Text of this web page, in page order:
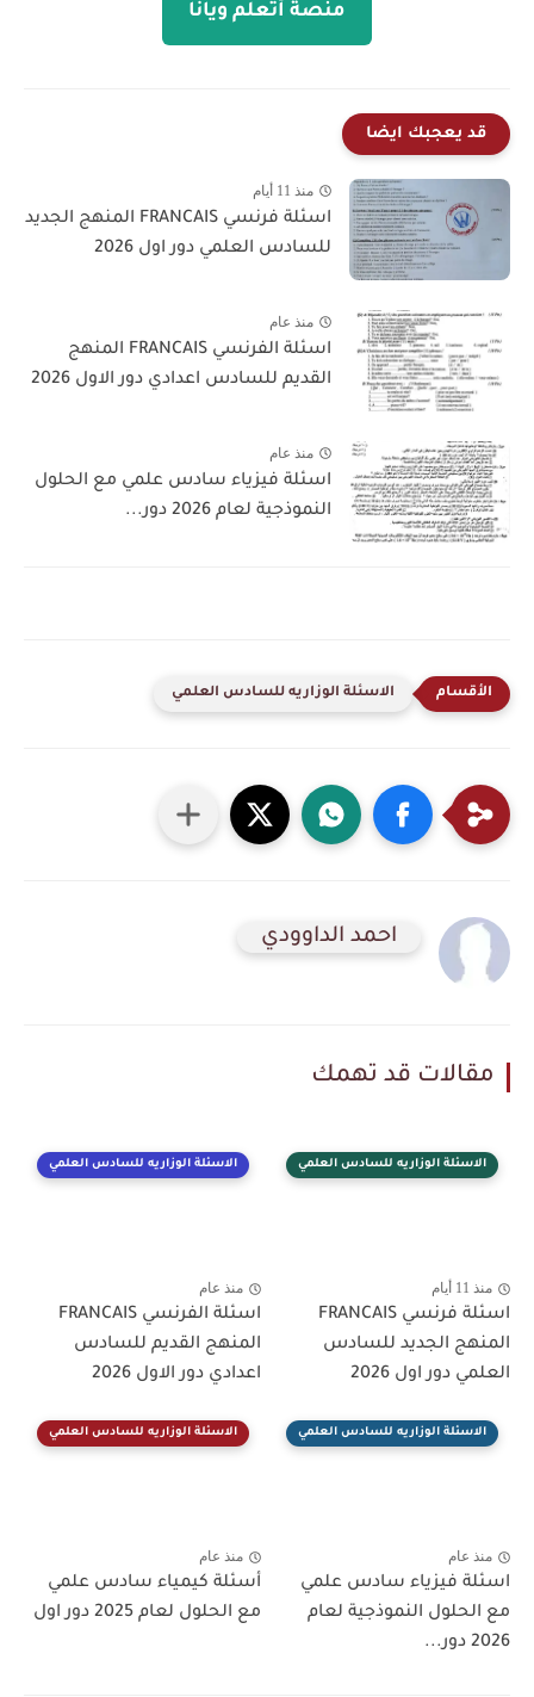
منصة أتعلم ويانا
قد يعجبك ايضا
منذ 11 أيام
اسئلة فرنسي FRANCAIS المنهج الجديد
للسادس العلمي دور اول 2026
منذ عام
اسئلة الفرنسي FRANCAIS المنهج
القديم للسادس اعدادي دور الاول 2026
منذ عام
اسئلة فيزياء سادس علمي مع الحلول
النموذجية لعام 2026 دور...
الاسئلة الوزاريه للسادس العلمي
احمد الداوودي
مقالات قد تهمك
الاسئلة الوزاريه للسادس العلمي
منذ 11 أيام
اسئلة فرنسي FRANCAIS
المنهج الجديد للسادس
العلمي دور اول 2026
الاسئلة الوزاريه للسادس العلمي
منذ عام
اسئلة الفرنسي FRANCAIS
المنهج القديم للسادس
اعدادي دور الاول 2026
الاسئلة الوزاريه للسادس العلمي
منذ عام
اسئلة فيزياء سادس علمي
مع الحلول النموذجية لعام
2026 دور...
الاسئلة الوزاريه للسادس العلمي
منذ عام
أسئلة كيمياء سادس علمي
مع الحلول لعام 2025 دور اول